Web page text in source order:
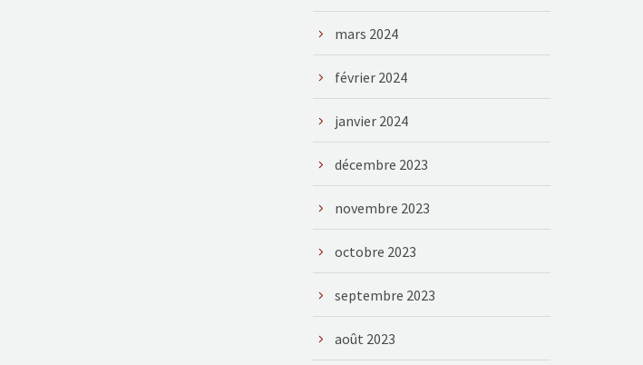
mars 2024
février 2024
janvier 2024
décembre 2023
novembre 2023
octobre 2023
septembre 2023
août 2023